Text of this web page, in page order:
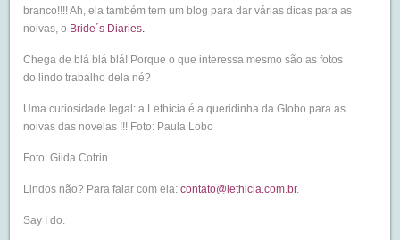
branco!!!! Ah, ela também tem um blog para dar várias dicas para as
noivas, o Bride´s Diaries
Chega de blá blá blá! Porque o que interessa mesmo são as fotos
do lindo trabalho dela né?
Uma curiosidade legal: a Lethicia é a queridinha da Globo para as
noivas das novelas !!! Foto: Paula Lobo
Foto: Gilda Cotrin
Lindos não? Para falar com ela:contato@lethicia.com.br.
Say I do.